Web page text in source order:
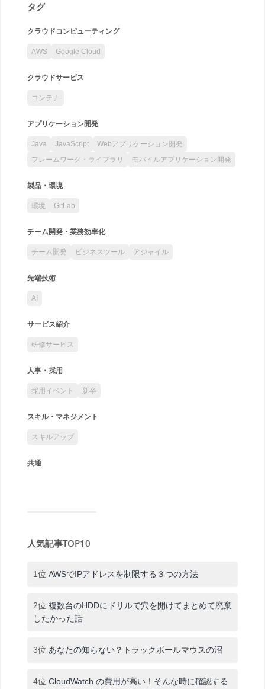
タグ
クラウドコンピューティング
AWS Google Cloud
クラウドサービス
コンテナ
アプリケーション開発
Java JavaScript
Webアプリケーション開発
フレームワーク・ライブラリ
モバイルアプリケーション開発
製品・環境
環境 GitLab
チーム開発・業務効率化
チーム開発 ビジネスツール アジャイル
先端技術
AI
サービス紹介
研修サービス
人事・採用
採用イベント 新卒
スキル・マネジメント
スキルアップ
共通
人気記事TOP10
1位 AWSでIPアドレスを制限する３つの方法
2位 複数台のHDDにドリルで穴を開けてまとめて廃棄
したかった話
3位 あなたの知らない？トラックボールマウスの沼
4位 CloudWatch の費用が高い！そんな時に確認する